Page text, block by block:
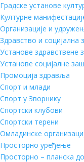
Градске установе
Културне
Организације и
Здравство и социјална
Установе здравствене
Установе социјалне
Промоција здравља
Спорт и млади
Спорт у Зворнику
Спортски клубови
Спортски терени
Омладинске
Просторно уређење
Просторно – планска